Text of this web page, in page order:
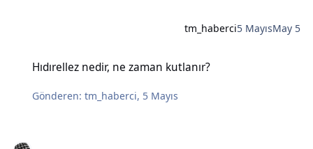
tm_haberci5 MayısMay 5
Hıdırellez nedir, ne zaman kutlanır?
Gönderen:tm_haberci, 5 Mayıs